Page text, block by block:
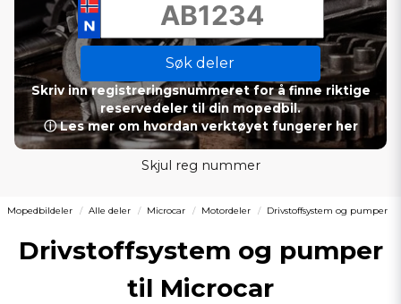
Søk deler
Skriv inn registreringsnummeret for å finne riktige
reservedeler til din mopedbil.
ⓘ Les mer om hvordan verktøyet fungerer her
Skjul reg nummer
Mopedbildeler Alle deler Microcar Motordeler Drivstoffsystem og pumper
Drivstoffsystem og pumper
til Microcar